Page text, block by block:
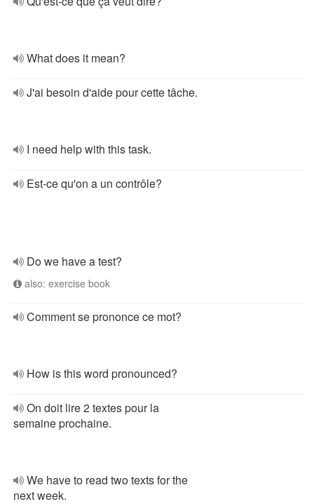
What does it mean?
J'ai besoin d'aide pour cette tâche.
I need help with this task.
Est-ce qu'on a un contrôle?
Do we have a test?
also: exercise book
Comment se prononce ce mot?
How is this word pronounced?
On doit lire 2 textes pour la
semaine prochaine.
We have to read two texts for the
next week.